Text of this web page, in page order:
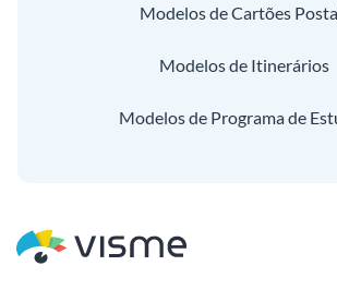
Modelos de Cartões
Modelos de Itinerários
Modelos de Programa de